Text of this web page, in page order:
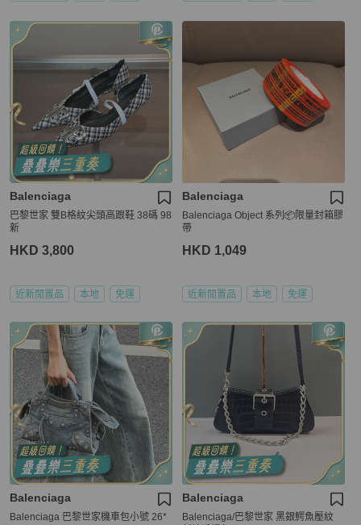
Balenciaga
巴黎世家 雙B格紋尖頭高跟鞋 38碼 98
新
HKD 3,800
近新閒置品 本地 免運
Balenciaga
Balenciaga Object 系列📦限量封箱膠
帶
HKD 1,049
近新閒置品 本地 免運
Balenciaga
Balenciaga 巴黎世家機車包小號 26*
Balenciaga
Balenciaga/巴黎世家 黑銀鰐魚壓紋